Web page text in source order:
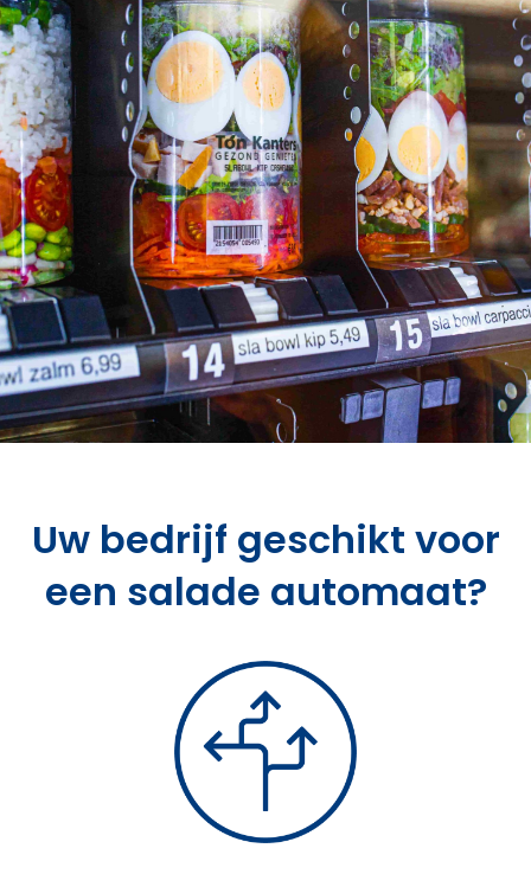
Uw bedrijf geschikt voor
een salade automaat?